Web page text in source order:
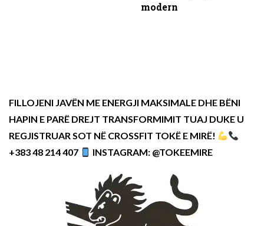
modern
FILLOJENI JAVËN ME ENERGJI MAKSIMALE DHE BËNI
HAPIN E PARË DREJT TRANSFORMIMIT TUAJ DUKE U
REGJISTRUAR SOT NË CROSSFIT TOKË E MIRË!
+383 48 214 407
INSTAGRAM: @TOKEEMIRE